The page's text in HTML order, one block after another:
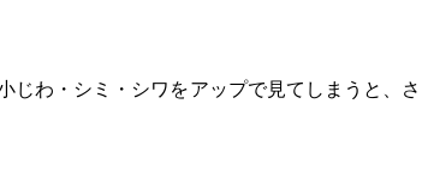
じわ・シミ・シワをアップで見てしまうと、さ